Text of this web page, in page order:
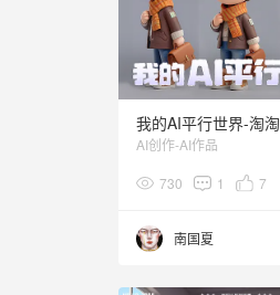
我的AI平行世界-淘淘
AI创作-AI作品
730 1 7
南国夏